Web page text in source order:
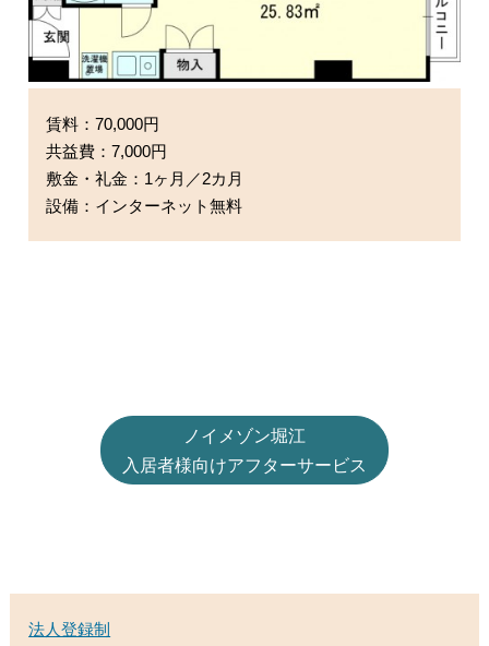
賃料：70,000円
共益費：7,000円
敷金・礼金：1ヶ月／2カ月
設備：インターネット無料
ノイメゾン堀江
入居者様向けアフターサービス
法人登録制